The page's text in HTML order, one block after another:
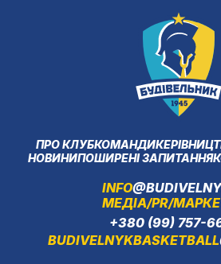
ПРО КЛУБКОМАНДИ
НОВИНИПОШИРЕНІ ЗАПИТАННЯ
INFO
МЕДІА/PR/
+380 (99) 757-
BUDIVELNYKBASKETBALL